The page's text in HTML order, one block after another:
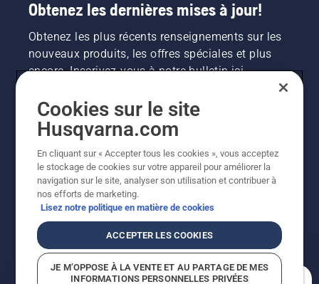
Obtenez les dernières mises à jour!
Obtenez les plus récents renseignements sur les
nouveaux produits, les offres spéciales et plus
encore. Inscrivez-vous à notre bulletin ici.
INSCRIPTION À LA NEWSLETTER
©2026 Husqvarna AB (publ.). En raison de
l'amélioration continue, le produit peut légèrement
Cookies sur le site
Husqvarna.com
En cliquant sur « Accepter tous les cookies », vous acceptez
le stockage de cookies sur votre appareil pour améliorer la
navigation sur le site, analyser son utilisation et contribuer à
nos efforts de marketing.
Lisez notre politique en matière de cookies
ACCEPTER LES COOKIES
JE M’OPPOSE À LA VENTE ET AU PARTAGE DE MES
INFORMATIONS PERSONNELLES PRIVÉES